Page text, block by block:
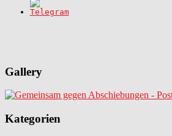
Gallery
Kategorien